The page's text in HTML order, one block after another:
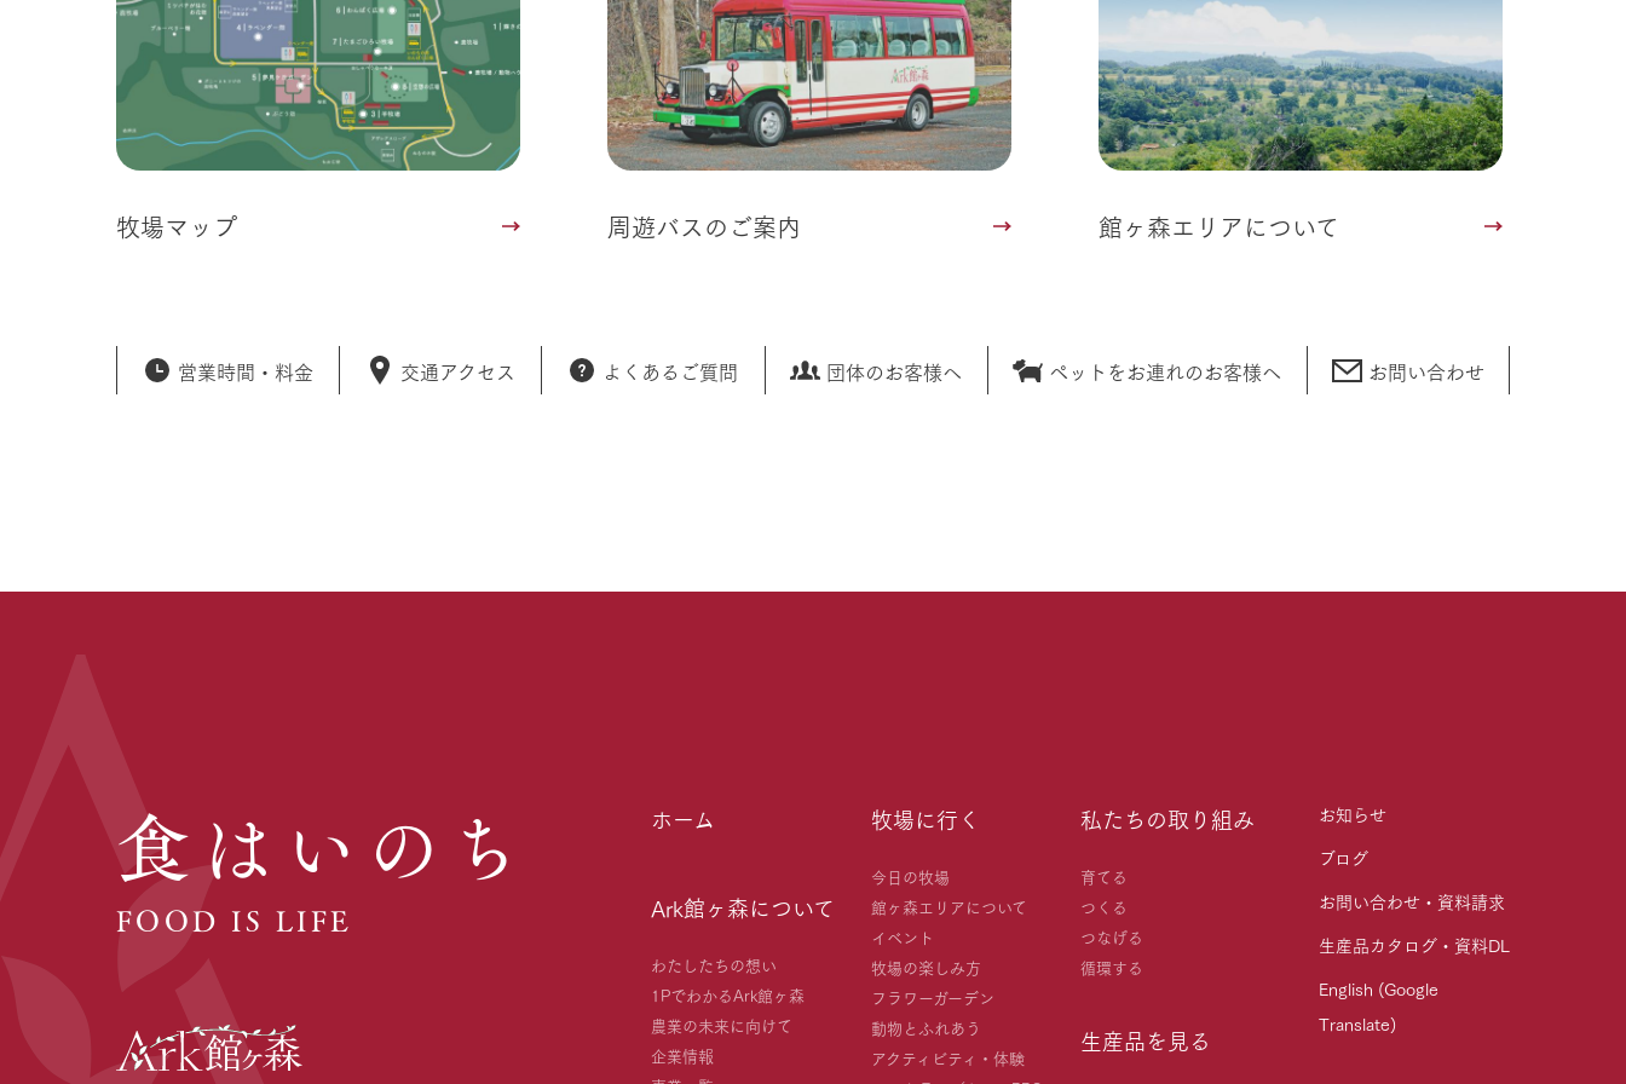
牧場マップ 周遊バスのご案内 館ヶ森エリアについて
営業時間・料金 交通アクセス よくあるご質問 団体のお客様へ ペットをお連れのお客様へ お問い合わせ
食はいのち
FOOD IS LIFE
ホーム
Ark館ヶ森について
わたしたちの想い
1PでわかるArk館ヶ森
農業の未来に向けて
企業情報
牧場に行く
今日の牧場
館ヶ森エリアについて
イベント
牧場の楽しみ方
フラワーガーデン
動物とふれあう
アクティビティ・体験
私たちの取り組み
育てる
つくる
つなげる
循環する
生産品を見る
お知らせ
ブログ
お問い合わせ・資料請求
生産品カタログ・資料DL
English (Google
Translate)